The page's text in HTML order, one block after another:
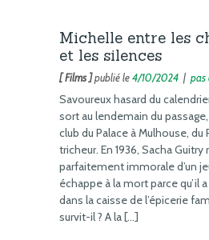
Michelle entre les
et les silences
[ Films ]publié le4/10/2024 | pas
Savoureux hasard du
sort au lendemain du
club du Palace à Mulhouse, du
tricheur. En 1936, Sacha Guitry
parfaitement immorale d’un
échappe à la mort parce qu’il
dans la caisse de l’épicerie
survit-il ? A la […]